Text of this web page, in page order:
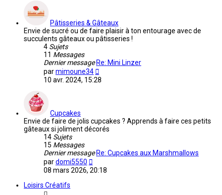
Pâtisseries & Gâteaux
Envie de sucré ou de faire plaisir à ton entourage avec de
succulents gâteaux ou pâtisseries !
4 Sujets
11 Messages
Dernier messageRe: Mini Linzer
parmimoune34
le
10 avr. 2024, 15:28
Cupcakes
Envie de faire de jolis cupcakes ? Apprends à faire ces petits
gâteaux si joliment décorés
14 Sujets
15 Messages
Dernier messageRe: Cupcakes aux Marshmallows
pardomi5550
le
08 mars 2026, 20:18
Loisirs Créatifs